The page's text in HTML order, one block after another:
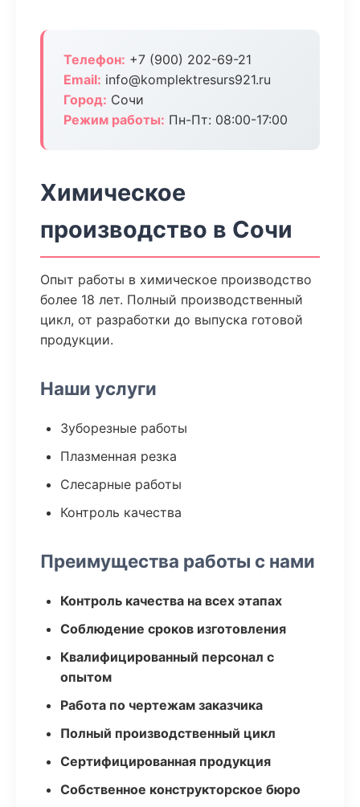
Телефон: +7 (900) 202-69-21
Email: info@komplektresurs921.ru
Город: Сочи
Режим работы: Пн-Пт: 08:00-17:00
Химическое
производство в Сочи
Опыт работы в химическое производство
более 18 лет. Полный производственный
цикл, от разработки до выпуска готовой
продукции.
Наши услуги
Зуборезные работы
Плазменная резка
Слесарные работы
Контроль качества
Преимущества работы с нами
Контроль качества на всех этапах
Соблюдение сроков изготовления
Квалифицированный персонал с
опытом
Работа по чертежам заказчика
Полный производственный цикл
Сертифицированная продукция
Собственное конструкторское бюро